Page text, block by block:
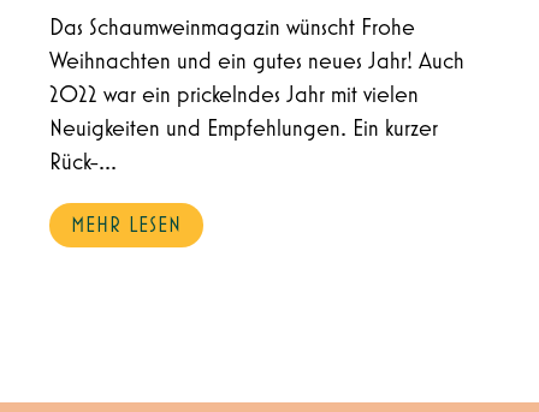
Das Schaumweinmagazin wünscht Frohe
Weihnachten und ein gutes neues Jahr! Auch
2022 war ein prickelndes Jahr mit vielen
Neuigkeiten und Empfehlungen. Ein kurzer
Rück-...
MEHR LESEN